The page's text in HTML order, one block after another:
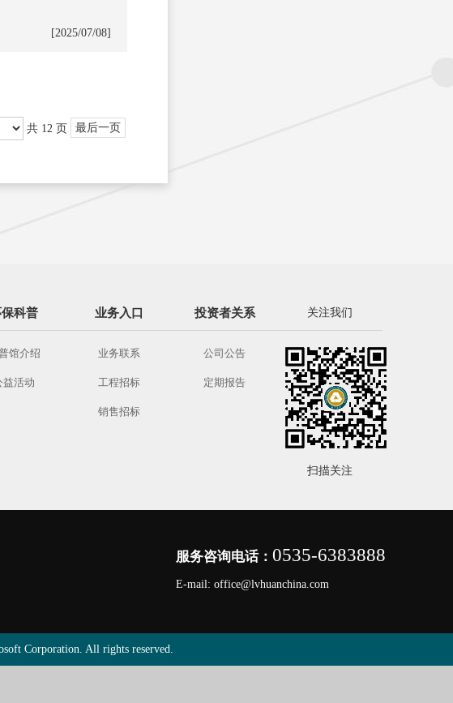
[2025/07/08]
共 12 页 最后一页
科普 业务入口 投资者关系 关注我们
馆介绍
益活动
业务联系
工程招标
销售招标
公司公告
定期报告
扫描关注
服务咨询电话： 0535-6383888
E-mail: office@lvhuanchina.com
Corporation. All rights reserved.